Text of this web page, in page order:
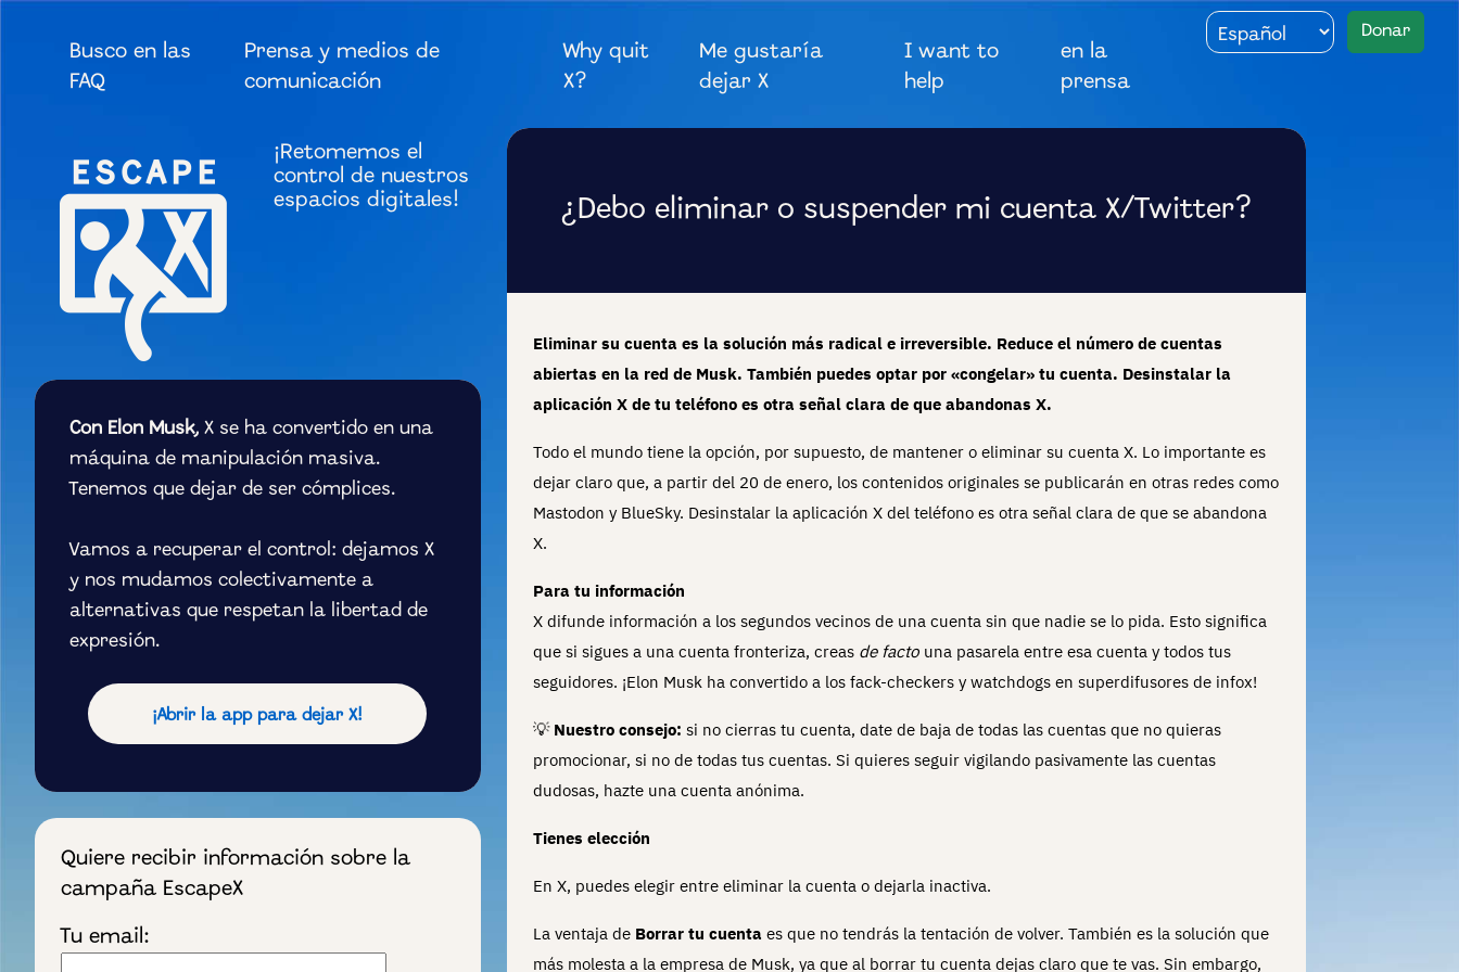
Donar
Busco en las
FAQ
Prensa y medios de
comunicación
Why quit
X?
Me gustaría
dejar X
I want to
help
en la
prensa
¡Retomemos el
control de nuestros
espacios digitales!
Con Elon Musk, X se ha convertido en una
máquina de manipulación masiva.
Tenemos que dejar de ser cómplices.
Vamos a recuperar el control: dejamos X
y nos mudamos colectivamente a
alternativas que respetan la libertad de
expresión.
¡Abrir la app para dejar X!
Quiere recibir información sobre la
campaña EscapeX
Tu email:
¿Debo eliminar o suspender mi cuenta X/Twitter?
Eliminar su cuenta es la solución más radical e irreversible. Reduce el número de cuentas
abiertas en la red de Musk. También puedes optar por «congelar» tu cuenta. Desinstalar la
aplicación X de tu teléfono es otra señal clara de que abandonas X.
Todo el mundo tiene la opción, por supuesto, de mantener o eliminar su cuenta X. Lo importante es
dejar claro que, a partir del 20 de enero, los contenidos originales se publicarán en otras redes como
Mastodon y BlueSky. Desinstalar la aplicación X del teléfono es otra señal clara de que se abandona
X.
Para tu información
X difunde información a los segundos vecinos de una cuenta sin que nadie se lo pida. Esto significa
que si sigues a una cuenta fronteriza, creas de factouna pasarela entre esa cuenta y todos tus
seguidores. ¡Elon Musk ha convertido a los fack-checkers y watchdogs en superdifusores de infox!
💡 Nuestro consejo: si no cierras tu cuenta, date de baja de todas las cuentas que no quieras
promocionar, si no de todas tus cuentas. Si quieres seguir vigilando pasivamente las cuentas
dudosas, hazte una cuenta anónima.
Tienes elección
En X, puedes elegir entre eliminar la cuenta o dejarla inactiva.
La ventaja de Borrar tu cuenta es que no tendrás la tentación de volver. También es la solución que
más molesta a la empresa de Musk, ya que al borrar tu cuenta dejas claro que te vas. Sin embargo,